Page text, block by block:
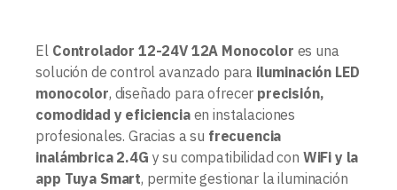
El Controlador 12-24V 12A Monocolor es una
solución de control avanzado para iluminación LED
monocolor, diseñado para ofrecer precisión,
comodidad y eficienciaen instalaciones
profesionales. Gracias a su frecuencia
inalámbrica 2.4G y su compatibilidad con WiFi y la
app Tuya Smart, permite gestionar la iluminación